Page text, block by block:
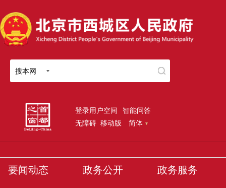
搜本网
登录用户空间 智能问答
无障碍 移动版 简体
要闻动态 政务公开 政务服务